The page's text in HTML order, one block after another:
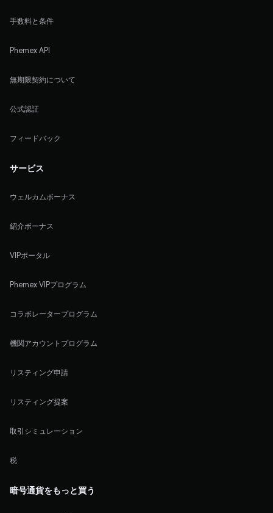
手数料と条件
Phemex API
無期限契約について
公式認証
フィードバック
サービス
ウェルカムボーナス
紹介ボーナス
VIPポータル
Phemex VIPプログラム
コラボレータープログラム
機関アカウントプログラム
リスティング申請
リスティング提案
取引シミュレーション
税
暗号通貨をもっと買う